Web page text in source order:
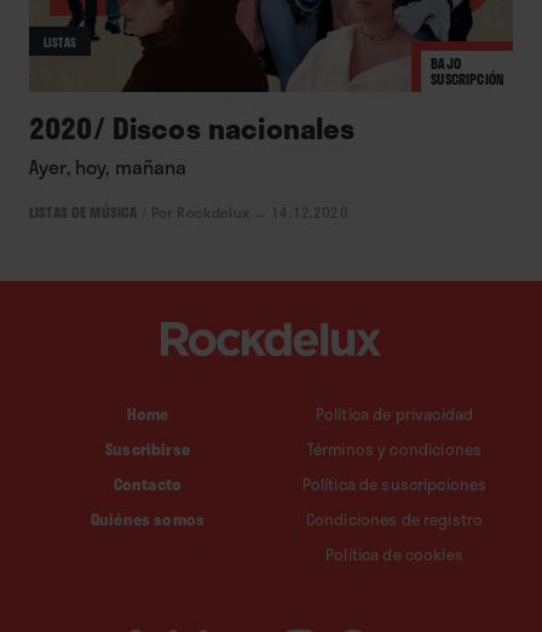
BAJO
SUSCRIPCIÓN
LISTAS
2020/ Discos nacionales
Ayer, hoy, mañana
LISTAS DE MÚSICA Por Rockdelux → 14.12.2020
Home
Suscribirse
Contacto
Quiénes somos
Política de privacidad
Términos y condiciones
Política de suscripciones
Condiciones de registro
Política de cookies